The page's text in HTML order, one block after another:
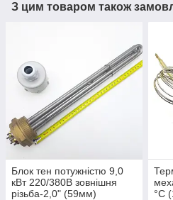
З цим товаром також
Блок тен потужністю 9,0
кВт 220/380В зовнішня
різьба-2,0" (59мм)
°C